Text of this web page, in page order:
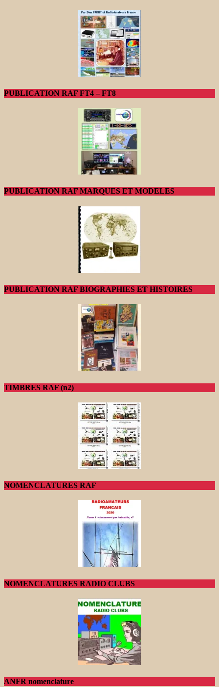
PUBLICATION RAF FT4 – FT8
PUBLICATION RAF MARQUES ET MODELES
PUBLICATION RAF BIOGRAPHIES ET HISTOIRES
TIMBRES RAF (n2)
NOMENCLATURES RAF
NOMENCLATURES RADIO CLUBS
ANFR nomenclature